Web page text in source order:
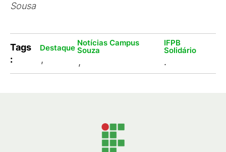
Sousa
Tags
:
Destaque
,
Notícias Campus
Souza
,
IFPB
Solidário
.